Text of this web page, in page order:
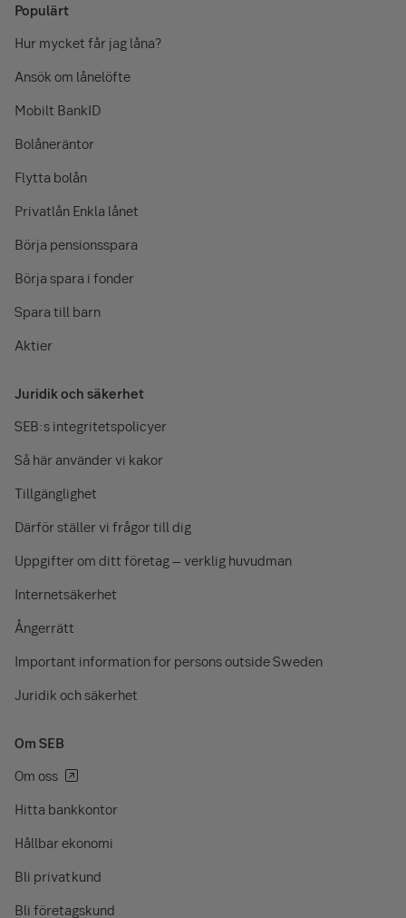
Populärt
Hur mycket får jag låna?
Ansök om lånelöfte
Mobilt BankID
Bolåneräntor
Flytta bolån
Privatlån Enkla lånet
Börja pensionsspara
Börja spara i fonder
Spara till barn
Aktier
Juridik och säkerhet
SEB:s integritetspolicyer
Så här använder vi kakor
Tillgänglighet
Därför ställer vi frågor till dig
Uppgifter om ditt företag – verklig huvudman
Internetsäkerhet
Ångerrätt
Important information for persons outside Sweden
Juridik och säkerhet
Om SEB
Om oss
Hitta bankkontor
Hållbar ekonomi
Bli privatkund
Bli företagskund